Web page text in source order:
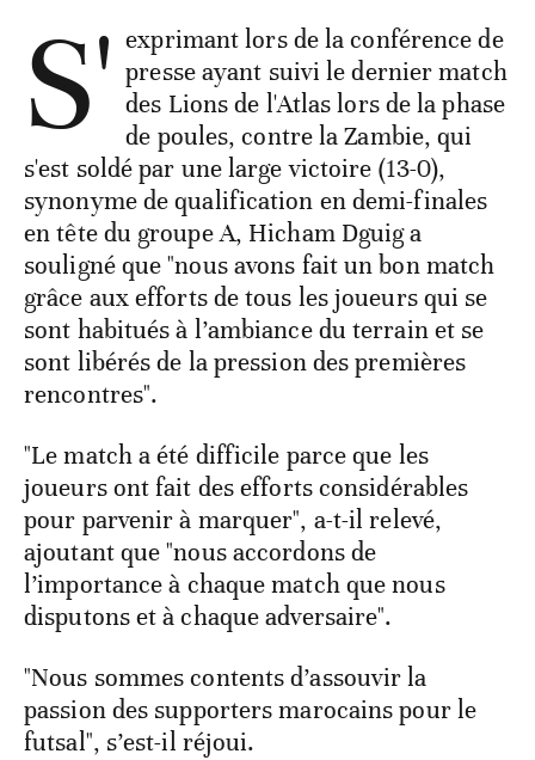
S' exprimant lors de la conférence de
presse ayant suivi le dernier match
des Lions de l'Atlas lors de la phase
de poules, contre la Zambie, qui
s'est soldé par une large victoire (13-0),
synonyme de qualification en demi-finales
en tête du groupe A, Hicham Dguig a
souligné que "nous avons fait un bon match
grâce aux efforts de tous les joueurs qui se
sont habitués à l’ambiance du terrain et se
sont libérés de la pression des premières
rencontres".
"Le match a été difficile parce que les
joueurs ont fait des efforts considérables
pour parvenir à marquer", a-t-il relevé,
ajoutant que "nous accordons de
l’importance à chaque match que nous
disputons et à chaque adversaire".
"Nous sommes contents d’assouvir la
passion des supporters marocains pour le
futsal", s’est-il réjoui.